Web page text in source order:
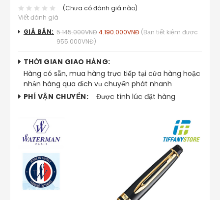
(Chưa có đánh giá nào)
Viết đánh giá
GIÁ BÁN: 5.145.000VNĐ4.190.000VNĐ (Bạn tiết kiệm được
955.000VNĐ)
THỜI GIAN GIAO HÀNG:
Hàng có sẵn, mua hàng trực tiếp tại cửa hàng hoặc
nhận hàng qua dịch vụ chuyển phát nhanh
PHÍ VẬN CHUYỂN:
Được tính lúc đặt hàng